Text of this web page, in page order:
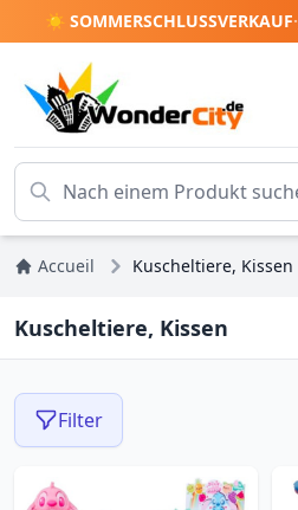
☀️ SOMMERSCHLUSSVERKAUF·
Accueil Kuscheltiere, Kissen
Kuscheltiere, Kissen
Filter